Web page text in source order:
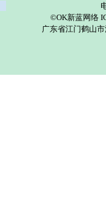
©OK新蓝网络
广东省江门鹤山